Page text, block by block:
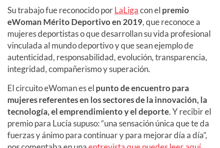
Su trabajo fue reconocido porLaLigacon el premio
eWoman Mérito Deportivo en 2019, que reconoce a
mujeres deportistas o que desarrollan su vida profesional
vinculada al mundo deportivo y que sean ejemplo de
autenticidad, responsabilidad, evolución, transparencia,
integridad, compañerismo y superación.
El circuito eWoman es el punto de encuentro para
mujeres referentes en los sectores de la innovación, la
tecnología, el emprendimiento y el deporte. Y recibir el
premio para Lucía supuso: “una sensación única que te da
fuerzas y ánimo para continuar y para mejorar día a día”,